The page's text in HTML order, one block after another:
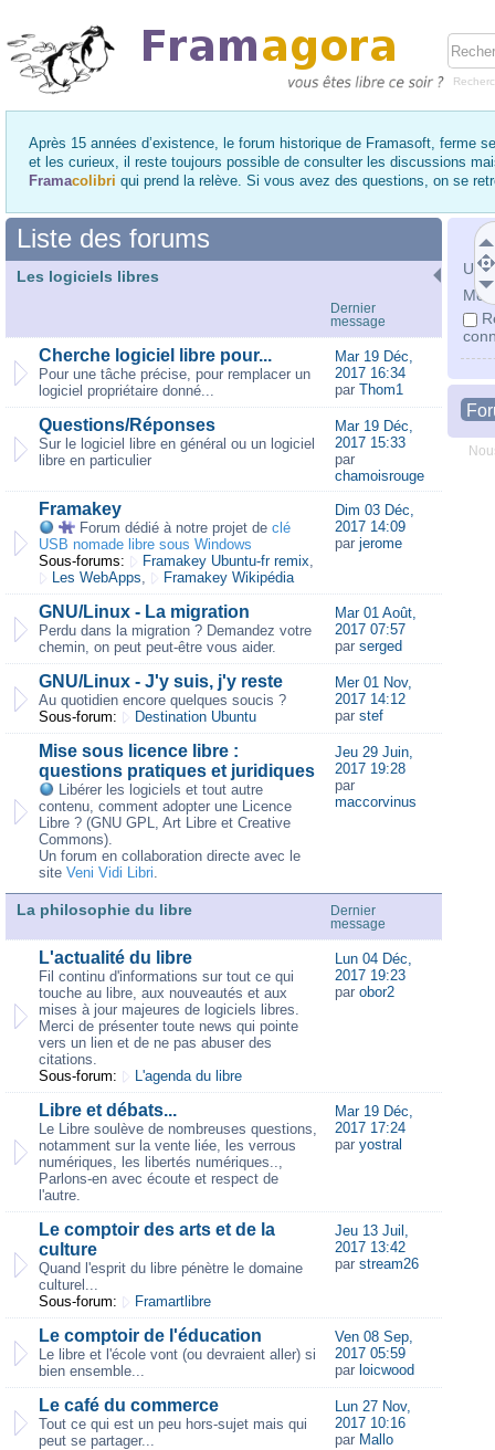
Après 15 années d’existence, le forum historique de Framasoft, ferme
et les curieux, il reste toujours possible de consulter les discussions
Framacolibri qui prend la relève. Si vous avez des questions, on se
Mot
Liste des forums
Les logiciels libres
Dernier
message
Cherche logiciel libre pour...
Pour une tâche précise, pour remplacer un
logiciel propriétaire donné...
Mar 19 Déc,
2017 16:34
par Thom1
Questions/Réponses
Sur le logiciel libre en général ou un logiciel
libre en particulier
Mar 19 Déc,
2017 15:33
par
chamoisrouge
Framakey
Forum dédié à notre projet de clé
USB nomade libre sous Windows
Sous-forums:
Framakey Ubuntu-fr remix,
Les WebApps, Framakey Wikipédia
Dim 03 Déc,
2017 14:09
par jerome
GNU/Linux - La migration
Perdu dans la migration ? Demandez votre
chemin, on peut peut-être vous aider.
Mar 01 Août,
2017 07:57
par serged
GNU/Linux - J'y suis, j'y reste
Au quotidien encore quelques soucis ?
Sous-forum:
Destination Ubuntu
Mer 01 Nov,
2017 14:12
par stef
Mise sous licence libre :
questions pratiques et juridiques
Libérer les logiciels et tout autre
contenu, comment adopter une Licence
Libre ? (GNU GPL, Art Libre et Creative
Commons).
Un forum en collaboration directe avec le
site Veni Vidi Libri.
Jeu 29 Juin,
2017 19:28
par
maccorvinus
La philosophie du libre
Dernier
message
L'actualité du libre
Fil continu d'informations sur tout ce qui
touche au libre, aux nouveautés et aux
mises à jour majeures de logiciels libres.
Merci de présenter toute news qui pointe
vers un lien et de ne pas abuser des
citations.
Sous-forum:
L'agenda du libre
Lun 04 Déc,
2017 19:23
par obor2
Libre et débats...
Le Libre soulève de nombreuses questions,
notamment sur la vente liée, les verrous
numériques, les libertés numériques..,
Parlons-en avec écoute et respect de
l'autre.
Mar 19 Déc,
2017 17:24
par yostral
Le comptoir des arts et de la
culture
Quand l'esprit du libre pénètre le domaine
culturel...
Sous-forum:
Framartlibre
Jeu 13 Juil,
2017 13:42
par stream26
Le comptoir de l'éducation
Le libre et l'école vont (ou devraient aller) si
bien ensemble...
Ven 08 Sep,
2017 05:59
par loicwood
Le café du commerce
Tout ce qui est un peu hors-sujet mais qui
peut se partager...
Lun 27 Nov,
2017 10:16
par Mallo